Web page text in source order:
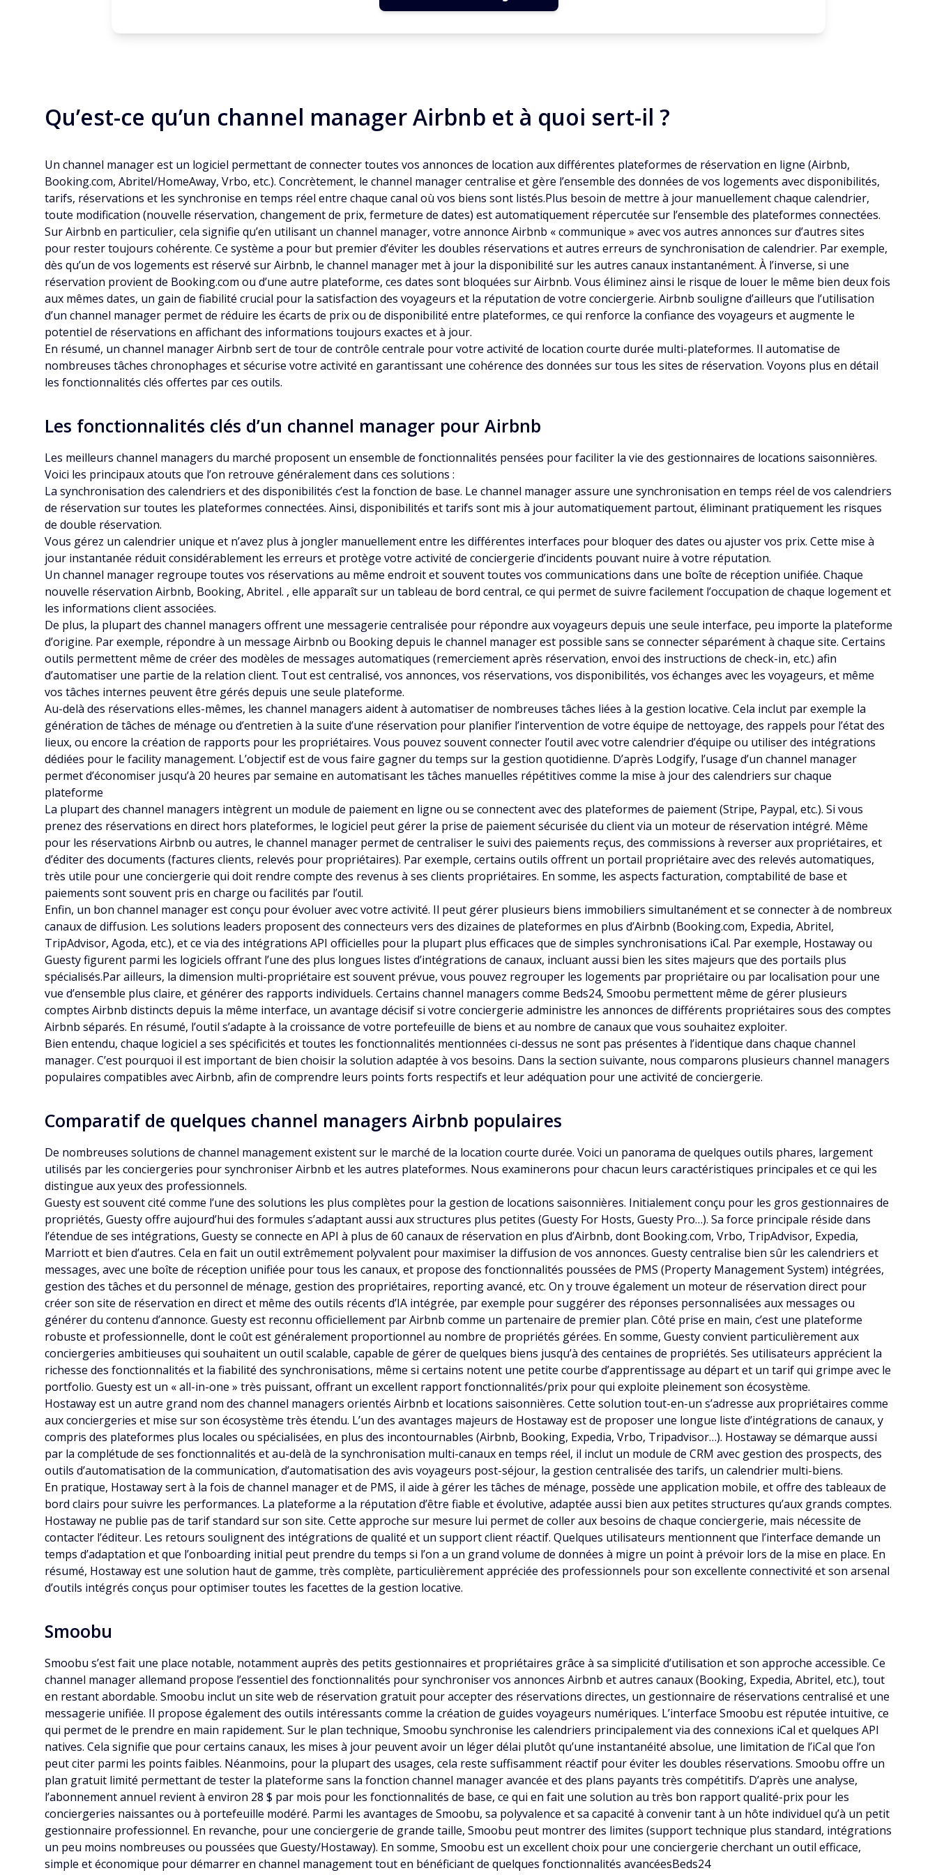
Qu’est-ce qu’un channel manager Airbnb et à quoi sert-il ?
Un channel manager est un logiciel permettant de connecter toutes vos annonces de location aux différentes plateformes de réservation en ligne (Airbnb,
Booking.com, Abritel/HomeAway, Vrbo, etc.). Concrètement, le channel manager centralise et gère l’ensemble des données de vos logements avec disponibilités,
tarifs, réservations et les synchronise en temps réel entre chaque canal où vos biens sont listés.Plus besoin de mettre à jour manuellement chaque calendrier,
toute modification (nouvelle réservation, changement de prix, fermeture de dates) est automatiquement répercutée sur l’ensemble des plateformes connectées.
Sur Airbnb en particulier, cela signifie qu’en utilisant un channel manager, votre annonce Airbnb « communique » avec vos autres annonces sur d’autres sites
pour rester toujours cohérente. Ce système a pour but premier d’éviter les doubles réservations et autres erreurs de synchronisation de calendrier. Par exemple,
dès qu’un de vos logements est réservé sur Airbnb, le channel manager met à jour la disponibilité sur les autres canaux instantanément. À l’inverse, si une
réservation provient de Booking.com ou d’une autre plateforme, ces dates sont bloquées sur Airbnb. Vous éliminez ainsi le risque de louer le même bien deux fois
aux mêmes dates, un gain de fiabilité crucial pour la satisfaction des voyageurs et la réputation de votre conciergerie. Airbnb souligne d’ailleurs que l’utilisation
d’un channel manager permet de réduire les écarts de prix ou de disponibilité entre plateformes, ce qui renforce la confiance des voyageurs et augmente le
potentiel de réservations en affichant des informations toujours exactes et à jour.
En résumé, un channel manager Airbnb sert de tour de contrôle centrale pour votre activité de location courte durée multi-plateformes. Il automatise de
nombreuses tâches chronophages et sécurise votre activité en garantissant une cohérence des données sur tous les sites de réservation. Voyons plus en détail
les fonctionnalités clés offertes par ces outils.
Les fonctionnalités clés d’un channel manager pour Airbnb
Les meilleurs channel managers du marché proposent un ensemble de fonctionnalités pensées pour faciliter la vie des gestionnaires de locations saisonnières.
Voici les principaux atouts que l’on retrouve généralement dans ces solutions :
La synchronisation des calendriers et des disponibilités c’est la fonction de base. Le channel manager assure une synchronisation en temps réel de vos calendriers
de réservation sur toutes les plateformes connectées. Ainsi, disponibilités et tarifs sont mis à jour automatiquement partout, éliminant pratiquement les risques
de double réservation.
Vous gérez un calendrier unique et n’avez plus à jongler manuellement entre les différentes interfaces pour bloquer des dates ou ajuster vos prix. Cette mise à
jour instantanée réduit considérablement les erreurs et protège votre activité de conciergerie d’incidents pouvant nuire à votre réputation.
Un channel manager regroupe toutes vos réservations au même endroit et souvent toutes vos communications dans une boîte de réception unifiée. Chaque
nouvelle réservation Airbnb, Booking, Abritel. , elle apparaît sur un tableau de bord central, ce qui permet de suivre facilement l’occupation de chaque logement et
les informations client associées.
De plus, la plupart des channel managers offrent une messagerie centralisée pour répondre aux voyageurs depuis une seule interface, peu importe la plateforme
d’origine. Par exemple, répondre à un message Airbnb ou Booking depuis le channel manager est possible sans se connecter séparément à chaque site. Certains
outils permettent même de créer des modèles de messages automatiques (remerciement après réservation, envoi des instructions de check-in, etc.) afin
d’automatiser une partie de la relation client. Tout est centralisé, vos annonces, vos réservations, vos disponibilités, vos échanges avec les voyageurs, et même
vos tâches internes peuvent être gérés depuis une seule plateforme.
Au-delà des réservations elles-mêmes, les channel managers aident à automatiser de nombreuses tâches liées à la gestion locative. Cela inclut par exemple la
génération de tâches de ménage ou d’entretien à la suite d’une réservation pour planifier l’intervention de votre équipe de nettoyage, des rappels pour l’état des
lieux, ou encore la création de rapports pour les propriétaires. Vous pouvez souvent connecter l’outil avec votre calendrier d’équipe ou utiliser des intégrations
dédiées pour le facility management. L’objectif est de vous faire gagner du temps sur la gestion quotidienne. D’après Lodgify, l’usage d’un channel manager
permet d’économiser jusqu’à 20 heures par semaine en automatisant les tâches manuelles répétitives comme la mise à jour des calendriers sur chaque
plateforme
La plupart des channel managers intègrent un module de paiement en ligne ou se connectent avec des plateformes de paiement (Stripe, Paypal, etc.). Si vous
prenez des réservations en direct hors plateformes, le logiciel peut gérer la prise de paiement sécurisée du client via un moteur de réservation intégré. Même
pour les réservations Airbnb ou autres, le channel manager permet de centraliser le suivi des paiements reçus, des commissions à reverser aux propriétaires, et
d’éditer des documents (factures clients, relevés pour propriétaires). Par exemple, certains outils offrent un portail propriétaire avec des relevés automatiques,
très utile pour une conciergerie qui doit rendre compte des revenus à ses clients propriétaires. En somme, les aspects facturation, comptabilité de base et
paiements sont souvent pris en charge ou facilités par l’outil.
Enfin, un bon channel manager est conçu pour évoluer avec votre activité. Il peut gérer plusieurs biens immobiliers simultanément et se connecter à de nombreux
canaux de diffusion. Les solutions leaders proposent des connecteurs vers des dizaines de plateformes en plus d’Airbnb (Booking.com, Expedia, Abritel,
TripAdvisor, Agoda, etc.), et ce via des intégrations API officielles pour la plupart plus efficaces que de simples synchronisations iCal. Par exemple, Hostaway ou
Guesty figurent parmi les logiciels offrant l’une des plus longues listes d’intégrations de canaux, incluant aussi bien les sites majeurs que des portails plus
spécialisés.Par ailleurs, la dimension multi-propriétaire est souvent prévue, vous pouvez regrouper les logements par propriétaire ou par localisation pour une
vue d’ensemble plus claire, et générer des rapports individuels. Certains channel managers comme Beds24, Smoobu permettent même de gérer plusieurs
comptes Airbnb distincts depuis la même interface, un avantage décisif si votre conciergerie administre les annonces de différents propriétaires sous des comptes
Airbnb séparés. En résumé, l’outil s’adapte à la croissance de votre portefeuille de biens et au nombre de canaux que vous souhaitez exploiter.
Bien entendu, chaque logiciel a ses spécificités et toutes les fonctionnalités mentionnées ci-dessus ne sont pas présentes à l’identique dans chaque channel
manager. C’est pourquoi il est important de bien choisir la solution adaptée à vos besoins. Dans la section suivante, nous comparons plusieurs channel managers
populaires compatibles avec Airbnb, afin de comprendre leurs points forts respectifs et leur adéquation pour une activité de conciergerie.
Comparatif de quelques channel managers Airbnb populaires
De nombreuses solutions de channel management existent sur le marché de la location courte durée. Voici un panorama de quelques outils phares, largement
utilisés par les conciergeries pour synchroniser Airbnb et les autres plateformes. Nous examinerons pour chacun leurs caractéristiques principales et ce qui les
distingue aux yeux des professionnels.
Guesty est souvent cité comme l’une des solutions les plus complètes pour la gestion de locations saisonnières. Initialement conçu pour les gros gestionnaires de
propriétés, Guesty offre aujourd’hui des formules s’adaptant aussi aux structures plus petites (Guesty For Hosts, Guesty Pro…). Sa force principale réside dans
l’étendue de ses intégrations, Guesty se connecte en API à plus de 60 canaux de réservation en plus d’Airbnb, dont Booking.com, Vrbo, TripAdvisor, Expedia,
Marriott et bien d’autres. Cela en fait un outil extrêmement polyvalent pour maximiser la diffusion de vos annonces. Guesty centralise bien sûr les calendriers et
messages, avec une boîte de réception unifiée pour tous les canaux, et propose des fonctionnalités poussées de PMS (Property Management System) intégrées,
gestion des tâches et du personnel de ménage, gestion des propriétaires, reporting avancé, etc. On y trouve également un moteur de réservation direct pour
créer son site de réservation en direct et même des outils récents d’IA intégrée, par exemple pour suggérer des réponses personnalisées aux messages ou
générer du contenu d’annonce. Guesty est reconnu officiellement par Airbnb comme un partenaire de premier plan. Côté prise en main, c’est une plateforme
robuste et professionnelle, dont le coût est généralement proportionnel au nombre de propriétés gérées. En somme, Guesty convient particulièrement aux
conciergeries ambitieuses qui souhaitent un outil scalable, capable de gérer de quelques biens jusqu’à des centaines de propriétés. Ses utilisateurs apprécient la
richesse des fonctionnalités et la fiabilité des synchronisations, même si certains notent une petite courbe d’apprentissage au départ et un tarif qui grimpe avec le
portfolio. Guesty est un « all-in-one » très puissant, offrant un excellent rapport fonctionnalités/prix pour qui exploite pleinement son écosystème.
Hostaway est un autre grand nom des channel managers orientés Airbnb et locations saisonnières. Cette solution tout-en-un s’adresse aux propriétaires comme
aux conciergeries et mise sur son écosystème très étendu. L’un des avantages majeurs de Hostaway est de proposer une longue liste d’intégrations de canaux, y
compris des plateformes plus locales ou spécialisées, en plus des incontournables (Airbnb, Booking, Expedia, Vrbo, Tripadvisor…). Hostaway se démarque aussi
par la complétude de ses fonctionnalités et au-delà de la synchronisation multi-canaux en temps réel, il inclut un module de CRM avec gestion des prospects, des
outils d’automatisation de la communication, d’automatisation des avis voyageurs post-séjour, la gestion centralisée des tarifs, un calendrier multi-biens.
En pratique, Hostaway sert à la fois de channel manager et de PMS, il aide à gérer les tâches de ménage, possède une application mobile, et offre des tableaux de
bord clairs pour suivre les performances. La plateforme a la réputation d’être fiable et évolutive, adaptée aussi bien aux petites structures qu’aux grands comptes.
Hostaway ne publie pas de tarif standard sur son site. Cette approche sur mesure lui permet de coller aux besoins de chaque conciergerie, mais nécessite de
contacter l’éditeur. Les retours soulignent des intégrations de qualité et un support client réactif. Quelques utilisateurs mentionnent que l’interface demande un
temps d’adaptation et que l’onboarding initial peut prendre du temps si l’on a un grand volume de données à migre un point à prévoir lors de la mise en place. En
résumé, Hostaway est une solution haut de gamme, très complète, particulièrement appréciée des professionnels pour son excellente connectivité et son arsenal
d’outils intégrés conçus pour optimiser toutes les facettes de la gestion locative.
Smoobu
Smoobu s’est fait une place notable, notamment auprès des petits gestionnaires et propriétaires grâce à sa simplicité d’utilisation et son approche accessible. Ce
channel manager allemand propose l’essentiel des fonctionnalités pour synchroniser vos annonces Airbnb et autres canaux (Booking, Expedia, Abritel, etc.), tout
en restant abordable. Smoobu inclut un site web de réservation gratuit pour accepter des réservations directes, un gestionnaire de réservations centralisé et une
messagerie unifiée. Il propose également des outils intéressants comme la création de guides voyageurs numériques. L’interface Smoobu est réputée intuitive, ce
qui permet de le prendre en main rapidement. Sur le plan technique, Smoobu synchronise les calendriers principalement via des connexions iCal et quelques API
natives. Cela signifie que pour certains canaux, les mises à jour peuvent avoir un léger délai plutôt qu’une instantanéité absolue, une limitation de l’iCal que l’on
peut citer parmi les points faibles. Néanmoins, pour la plupart des usages, cela reste suffisamment réactif pour éviter les doubles réservations. Smoobu offre un
plan gratuit limité permettant de tester la plateforme sans la fonction channel manager avancée et des plans payants très compétitifs. D’après une analyse,
l’abonnement annuel revient à environ 28 $ par mois pour les fonctionnalités de base, ce qui en fait une solution au très bon rapport qualité-prix pour les
conciergeries naissantes ou à portefeuille modéré. Parmi les avantages de Smoobu, sa polyvalence et sa capacité à convenir tant à un hôte individuel qu’à un petit
gestionnaire professionnel. En revanche, pour une conciergerie de grande taille, Smoobu peut montrer des limites (support technique plus standard, intégrations
un peu moins nombreuses ou poussées que Guesty/Hostaway). En somme, Smoobu est un excellent choix pour une conciergerie cherchant un outil efficace,
simple et économique pour démarrer en channel management tout en bénéficiant de quelques fonctionnalités avancéesBeds24